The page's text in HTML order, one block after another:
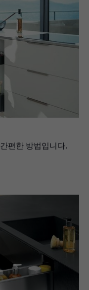
편한 방법입니다.